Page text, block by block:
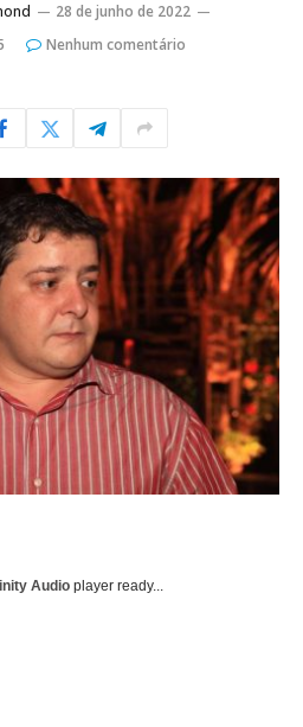
28 de junho de 2022
Nenhum comentário
Audio player ready...